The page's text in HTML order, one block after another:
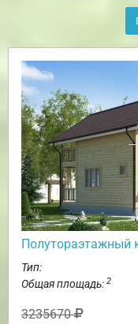
Полутораэтажный
Тип:
Общая площадь: 2
3235670